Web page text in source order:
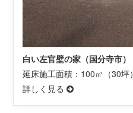
白い左官壁の家（国分寺市）
延床施工面積：100㎡（30坪）
詳しく見る